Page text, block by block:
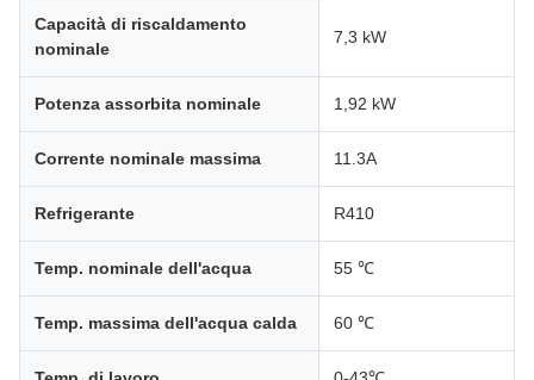
Capacità di riscaldamento
nominale
7,3 kW
Potenza assorbita nominale 1,92 kW
Corrente nominale massima 11.3A
Refrigerante R410
Temp. nominale dell'acqua 55 ℃
Temp. massima dell'acqua calda 60 ℃